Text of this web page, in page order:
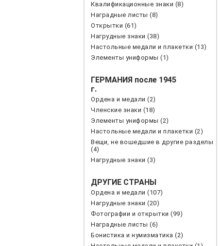
Квалификационные знаки (8)
Наградные листы (8)
Открытки (61)
Нагрудные знаки (38)
Настольные медали и плакетки (13)
Элементы униформы (1)
ГЕРМАНИЯ после 1945
г.
Ордена и медали (2)
Членские знаки (18)
Элементы униформы (2)
Настольные медали и плакетки (2)
Вещи, не вошедшие в другие разделы
(4)
Нагрудные знаки (3)
ДРУГИЕ СТРАНЫ
Ордена и медали (107)
Нагрудные знаки (20)
Фотографии и открытки (99)
Наградные листы (6)
Бонистика и нумизматика (2)